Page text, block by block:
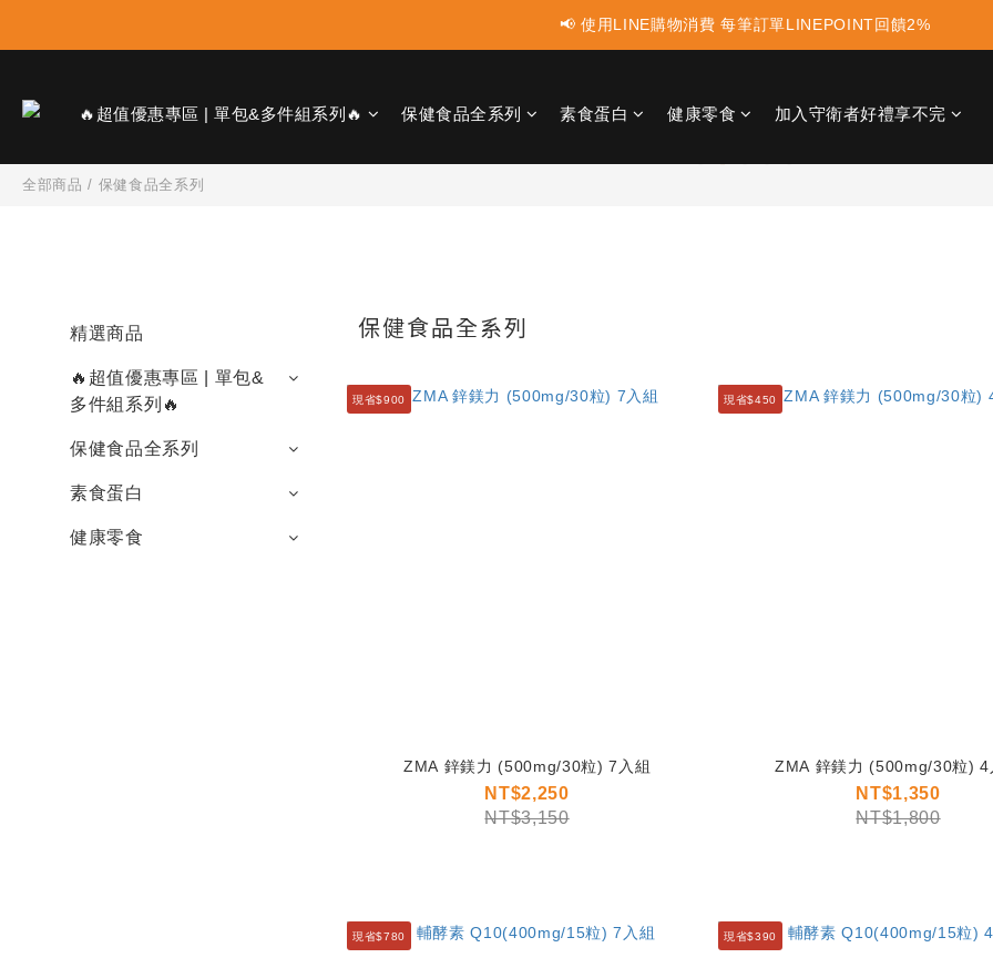
📢 蛋白點心新上市 ! 點這裡享優惠👈
📢 使用LINE購物消費 每筆訂單LINEPOINT回饋2%
🔥超值優惠專區 | 單包&多件組系列🔥 保健食品全系列 素食蛋白 健康零食 加入守衛者好禮享不完
全部商品 / 保健食品全系列
精選商品
🔥超值優惠專區 | 單包&
多件組系列🔥
保健食品全系列
素食蛋白
健康零食
保健食品全系列
現省$900
ZMA 鋅鎂力 (500mg/30粒) 7入組
NT$2,250
NT$3,150
現省$450
ZMA 鋅
NT$1,350
NT$1,800
現省$780 現省$390